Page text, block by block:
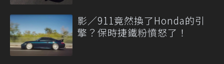
影／911竟然換了Honda的引
擎？保時捷鐵粉憤怒了！